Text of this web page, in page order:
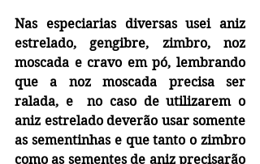
Nas especiarias diversas usei aniz
estrelado, gengibre, zimbro, noz
moscada e cravo em pó, lembrando
que a noz moscada precisa ser
ralada, e  no caso de utilizarem o
aniz estrelado deverão usar somente
as sementinhas e que tanto o zimbro
como as sementes de aniz precisarão